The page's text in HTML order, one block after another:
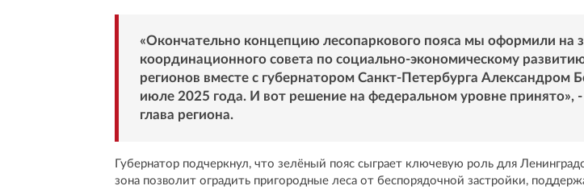
«Окончательно концепцию лесопаркового пояса мы оформили на
координационного совета по социально-экономическому
регионов вместе с губернатором Санкт-Петербурга Александром
июле 2025 года. И вот решение на федеральном уровне принято»,
глава региона.
Губернатор подчеркнул, что зелёный пояс сыграет ключевую роль для
зона позволит оградить пригородные леса от беспорядочной застройки,